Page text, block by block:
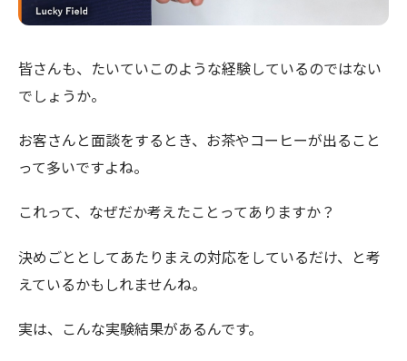
皆さんも、たいていこのような経験しているのではない
でしょうか。
お客さんと面談をするとき、お茶やコーヒーが出ること
って多いですよね。
これって、なぜだか考えたことってありますか？
決めごととしてあたりまえの対応をしているだけ、と考
えているかもしれませんね。
実は、こんな実験結果があるんです。